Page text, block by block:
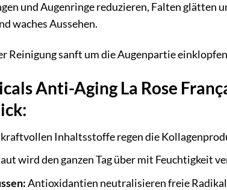
und Augenringe reduzieren, Falten glätten
waches Aussehen.
Reinigung sanft um die Augenpartie
Anti-Aging La Rose
Inhaltsstoffe regen die
wird den ganzen Tag über mit Feuchtigkeit
Antioxidantien neutralisieren freie